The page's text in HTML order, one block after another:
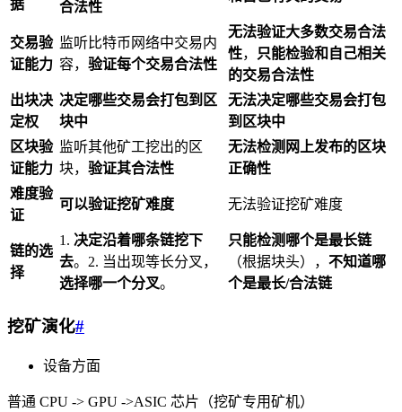
据
合法性
交易验
证能力
监听比特币网络中交易内
容， 验证每个交易合法性
无法验证大多数交易合法
性， 只能检验和自己相关
的交易合法性
出块决
定权
决定哪些交易会打包到区
块中
无法决定哪些交易会打包
到区块中
区块验
证能力
监听其他矿工挖出的区
块， 验证其合法性
无法检测网上发布的区块
正确性
难度验
证
可以验证挖矿难度 无法验证挖矿难度
链的选
择
1. 决定沿着哪条链挖下
去。2. 当出现等长分叉，
选择哪一个分叉。
只能检测哪个是最长链
（根据块头）， 不知道哪
个是最长/合法链
挖矿演化#
设备方面
普通 CPU -> GPU ->ASIC 芯片（挖矿专用矿机）